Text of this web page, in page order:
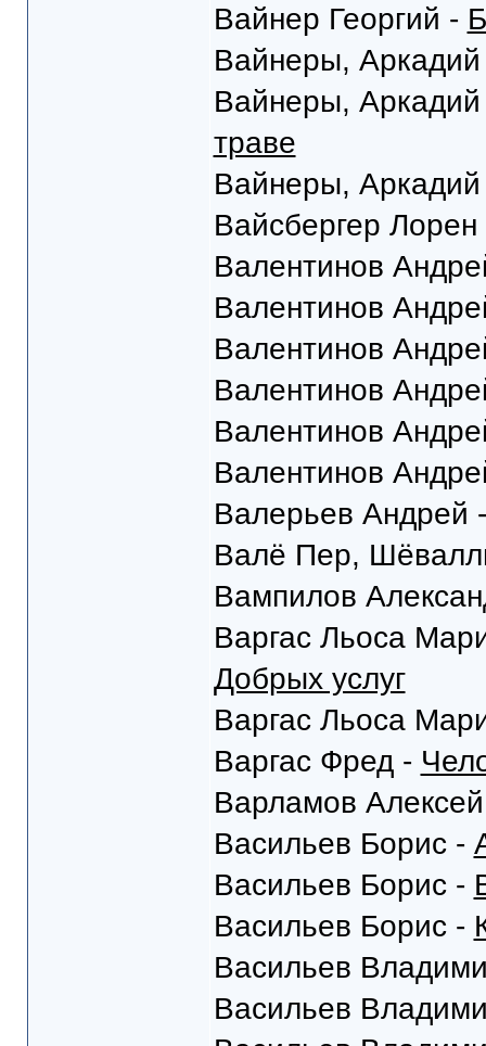
Вайнер Георгий -
Вайнеры,
Вайнеры,
траве
Вайнеры,
Вайсбергер
Валентинов
Валентинов
Валентинов
Валентинов
Валентинов
Валентинов
Валерьев Андрей
Валё Пер,
Вампилов
Варгас Льоса
Добрых услуг
Варгас Льоса
Варгас Фред -
Варламов
Васильев Борис -
Васильев Борис -
Васильев Борис -
Васильев
Васильев